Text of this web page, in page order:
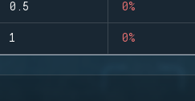
0.5 0%
1 0%